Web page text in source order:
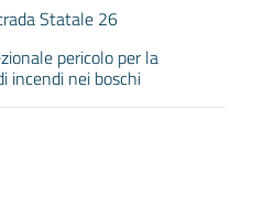
Statale 26
pericolo per la
incendi nei boschi